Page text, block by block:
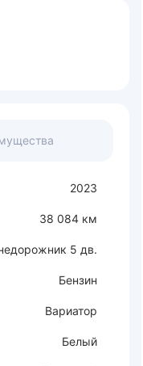
2023
38 084 км
5 дв.
Бензин
Вариатор
Белый